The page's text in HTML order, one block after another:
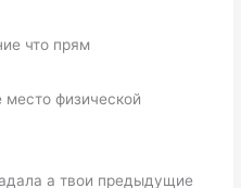
что прям
место физической
а твои предыдущие